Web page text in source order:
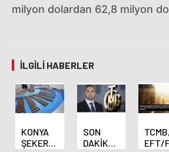
milyon dolardan 62,8 milyon
İLGILI HABERLER
KONYA
ŞEKER
SON
DAKİKA
TCMB,
EFT/